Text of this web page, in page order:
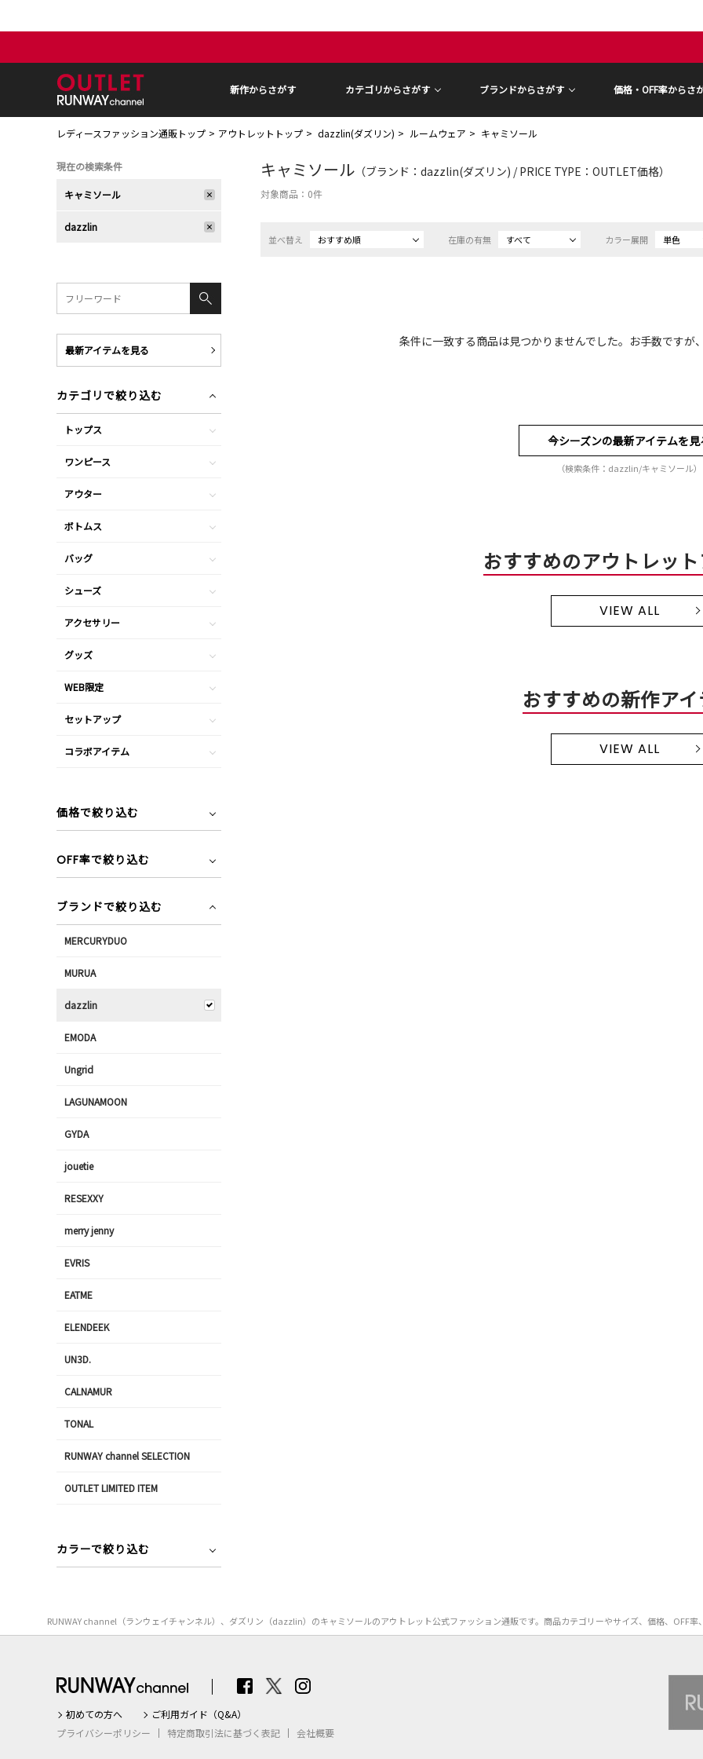
新作からさがす カテゴリからさがす ブランドからさがす 価格・OFF率からさ
レディースファッション通販トップ アウトレットトップ dazzlin(ダズリン) ルームウェア キャミソール
キャミソール （ブランド：dazzlin(ダズリン) / PRICE TYPE：OUTLET価格）
対象商品： 0件
並べ替え おすすめ順 在庫の有無 すべて カラー展開 単色
条件に一致する商品は見つかりませんでした。お手数ですが
今シーズンの最新アイテムを見
（検索条件：dazzlin/キャミソール）
おすすめのアウトレッ
VIEW ALL
おすすめの新作ア
VIEW ALL
現在の検索条件
キャミソール
dazzlin
最新アイテムを見る
カテゴリで絞り込む
トップス
ワンピース
アウター
ボトムス
バッグ
シューズ
アクセサリー
グッズ
WEB限定
セットアップ
コラボアイテム
価格で絞り込む
OFF率で絞り込む
ブランドで絞り込む
MERCURYDUO
MURUA
dazzlin
EMODA
Ungrid
LAGUNAMOON
GYDA
jouetie
RESEXXY
merry jenny
EVRIS
EATME
ELENDEEK
UN3D.
CALNAMUR
TONAL
RUNWAY channel SELECTION
OUTLET LIMITED ITEM
カラーで絞り込む
RUNWAY channel（ランウェイチャンネル）、ダズリン（dazzlin）のキャミソールのアウトレット公式ファッション通販です。商品カテゴリーやサイズ、価格、OFF
初めての方へ
ご利用ガイド（Q&A）
プライバシーポリシー
特定商取引法に基づく表記 会社概要